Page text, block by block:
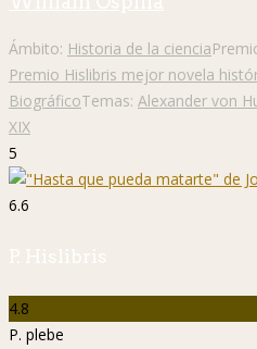
Ámbito: Historia de la ciencia
Premio Hislibris mejor novela
BiográficoTemas: Alexander von
XIX
5
6.6
P. Hislibris
4.8
P. plebe